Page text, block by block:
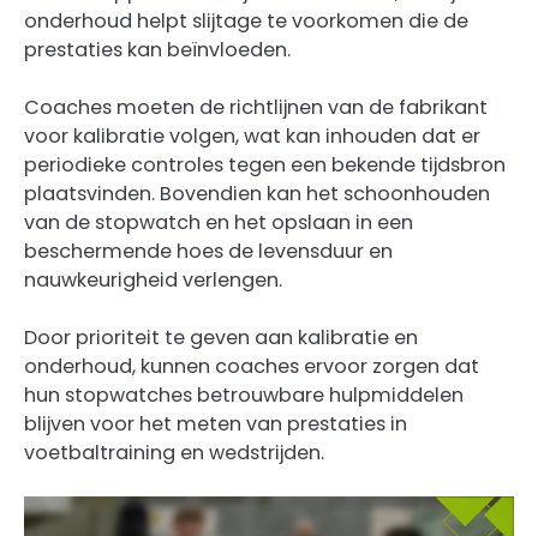
onderhoud helpt slijtage te voorkomen die de
prestaties kan beïnvloeden.
Coaches moeten de richtlijnen van de fabrikant
voor kalibratie volgen, wat kan inhouden dat er
periodieke controles tegen een bekende tijdsbron
plaatsvinden. Bovendien kan het schoonhouden
van de stopwatch en het opslaan in een
beschermende hoes de levensduur en
nauwkeurigheid verlengen.
Door prioriteit te geven aan kalibratie en
onderhoud, kunnen coaches ervoor zorgen dat
hun stopwatches betrouwbare hulpmiddelen
blijven voor het meten van prestaties in
voetbaltraining en wedstrijden.